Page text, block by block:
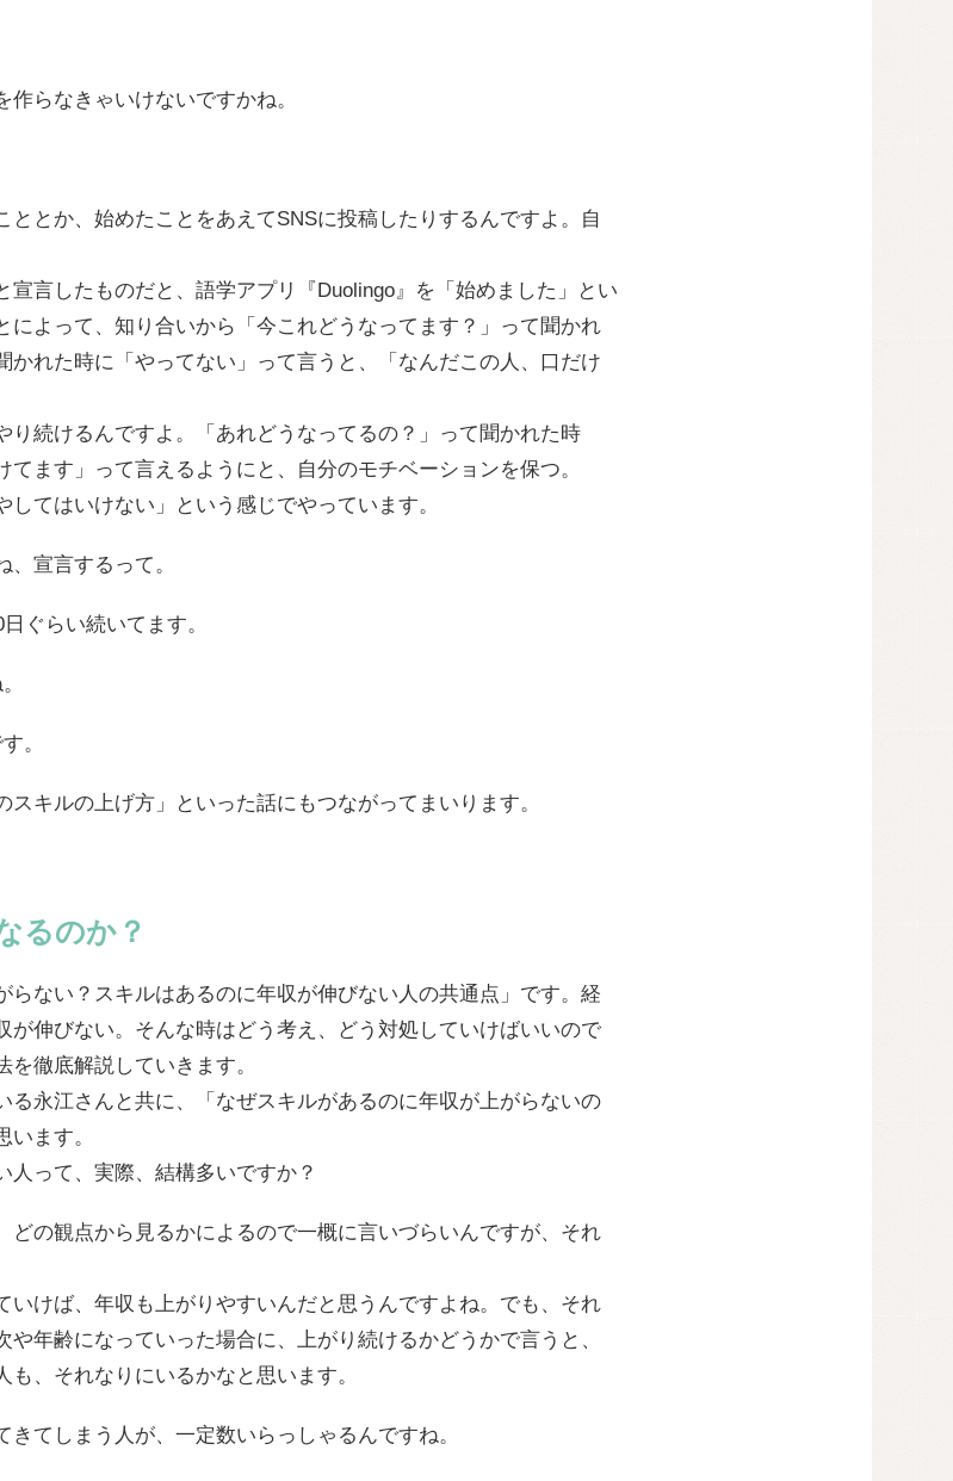
らなきゃいけないですかね。
ととか、始めたことをあえてSNSに投稿したりするんですよ。自
宣言したものだと、語学アプリ『Duolingo』を「始めました」とい
によって、知り合いから「今これどうなってます？」って聞かれ
かれた時に「やってない」って言うと、「なんだこの人、口だけ
り続けるんですよ。「あれどうなってるの？」って聞かれた時
ます」って言えるようにと、自分のモチベーションを保つ。
してはいけない」という感じでやっています。
宣言するって。
ぐらい続いてます。
。
キルの上げ方」といった話にもつながってまいります。
るのか？
らない？スキルはあるのに年収が伸びない人の共通点」です。経
が伸びない。そんな時はどう考え、どう対処していけばいいので
徹底解説していきます。
る永江さんと共に、「なぜスキルがあるのに年収が上がらないの
ます。
人って、実際、結構多いですか？
どの観点から見るかによるので一概に言いづらいんですが、それ
いけば、年収も上がりやすいんだと思うんですよね。でも、それ
年齢になっていった場合に、上がり続けるかどうかで言うと、
、それなりにいるかなと思います。
てしまう人が、一定数いらっしゃるんですね。